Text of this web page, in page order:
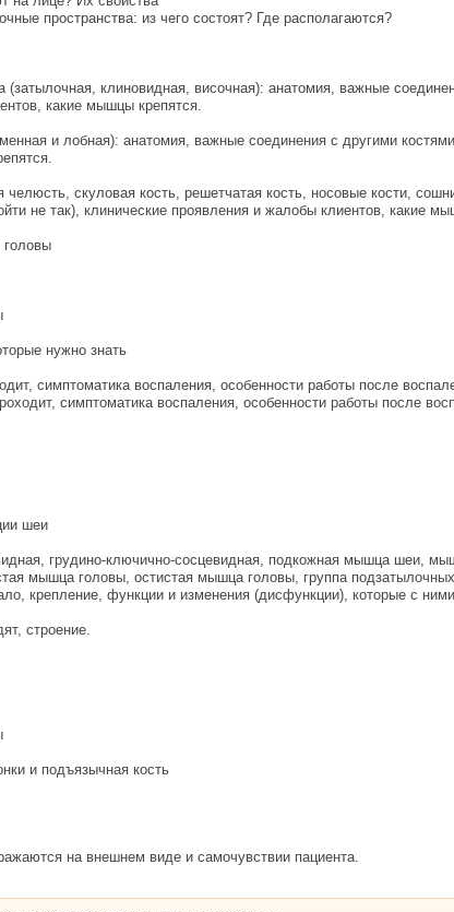
пространства: из чего состоят? Где располагаются?
(затылочная, клиновидная, височная): анатомия, важные
какие мышцы крепятся.
и лобная): анатомия, важные соединения с другими
челюсть, скуловая кость, решетчатая кость, носовые кости,
не так), клинические проявления и жалобы клиентов, какие
нужно знать
симптоматика воспаления, особенности работы после
симптоматика воспаления, особенности работы после
шеи
грудино-ключично-сосцевидная, подкожная мышца шеи,
мышца головы, остистая мышца головы, группа
крепление, функции и изменения (дисфункции), которые с
строение.
и подъязычная кость
на внешнем виде и самочувствии пациента.